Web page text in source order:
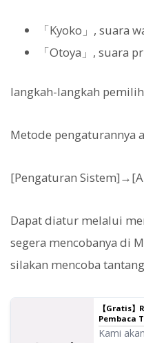
「Kyoko」, suara
「Otoya」, suara
langkah-langkah
Metode pengaturannya
[Pengaturan
Dapat diatur melalui
segera mencobanya di
silakan mencoba
【Gratis
Pembaca
Mac
Kami